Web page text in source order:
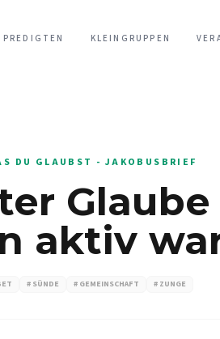
PREDIGTEN KLEINGRUPPEN
DU GLAUBST - JAKOBUSBRIEF
Glaube
aktiv
# SÜNDE # GEMEINSCHAFT # ZUNGE